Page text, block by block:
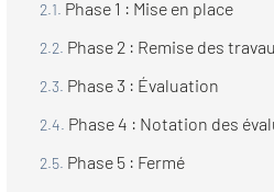
Phase 1 : Mise en place
Phase 2 : Remise des
Phase 3 : Évaluation
Phase 4 : Notation des
Phase 5 : Fermé